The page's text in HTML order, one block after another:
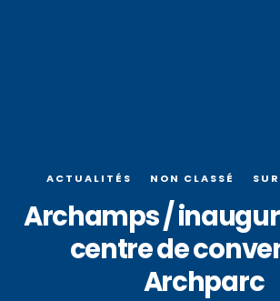
ACTUALITÉS NON CLASSÉ
Archamps /
centre de
Archparc